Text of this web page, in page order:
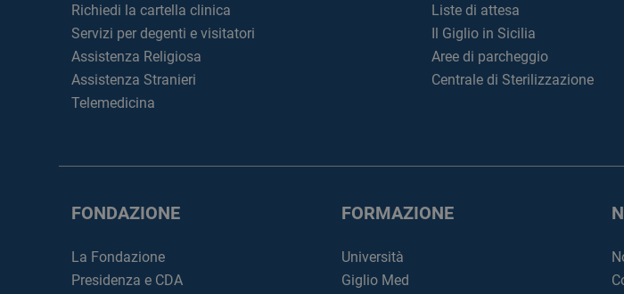
Richiedi la cartella clinica
Servizi per degenti e visitatori
Assistenza Religiosa
Assistenza Stranieri
Telemedicina
Liste di attesa
Il Giglio in Sicilia
Aree di parcheggio
Centrale di Sterilizzazione
FONDAZIONE
La Fondazione
Presidenza e CDA
FORMAZIONE
Università
Giglio Med